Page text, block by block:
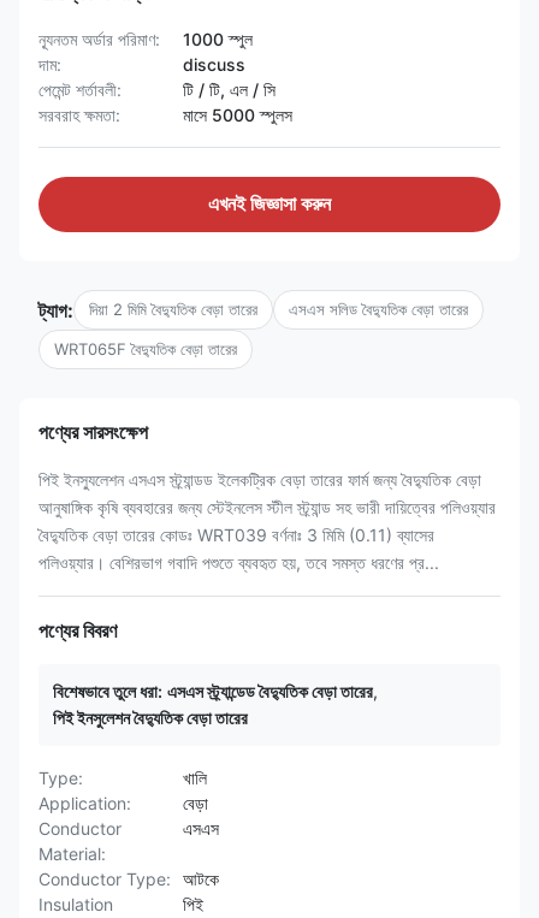
ন্যূনতম অর্ডার পরিমাণ:
1000 স্পুল
দাম:
discuss
পেমেন্ট শর্তাবলী:
টি / টি, এল / সি
সরবরাহ ক্ষমতা:
মাসে 5000 স্পুলস
এখনই জিজ্ঞাসা করুন
ট্যাগ: দিয়া 2 মিমি বৈদ্যুতিক বেড়া তারের এসএস সলিড বৈদ্যুতিক বেড়া তারের
WRT065F বৈদ্যুতিক বেড়া তারের
পণ্যের সারসংক্ষেপ
পিই ইনস্যুলেশন এসএস স্ট্র্যান্ডড ইলেকট্রিক বেড়া তারের ফার্ম জন্য বৈদ্যুতিক বেড়া
আনুষাঙ্গিক কৃষি ব্যবহারের জন্য স্টেইনলেস স্টীল স্ট্র্যান্ড সহ ভারী দায়িত্বের পলিওয়্যার
বৈদ্যুতিক বেড়া তারের কোডঃ WRT039 বর্ণনাঃ 3 মিমি (0.11) ব্যাসের
পলিওয়্যার। বেশিরভাগ গবাদি পশুতে ব্যবহৃত হয়, তবে সমস্ত ধরণের প্র...
পণ্যের বিবরণ
বিশেষভাবে তুলে ধরা: এসএস স্ট্র্যান্ডেড বৈদ্যুতিক বেড়া তারের,
পিই ইনসুলেশন বৈদ্যুতিক বেড়া তারের
Type:
খালি
Application:
বেড়া
Conductor
Material:
এসএস
Conductor Type:
আটকে
Insulation
পিই